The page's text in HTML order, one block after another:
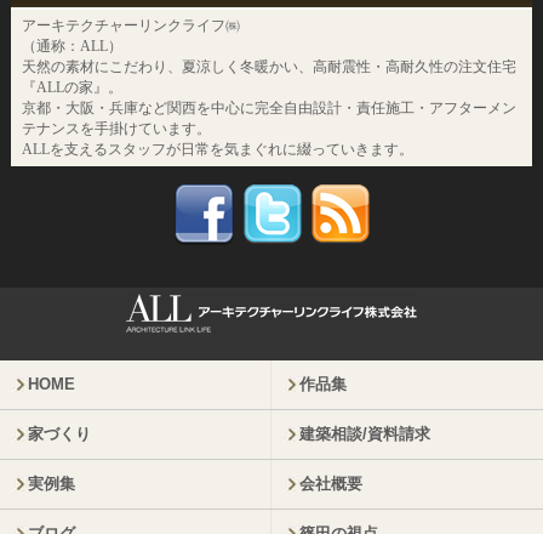
アーキテクチャーリンクライフ㈱
（通称：ALL）
天然の素材にこだわり、夏涼しく冬暖かい、高耐震性・高耐久性の注文住宅
『ALLの家』。
京都・大阪・兵庫など関西を中心に完全自由設計・責任施工・アフターメン
テナンスを手掛けています。
ALLを支えるスタッフが日常を気まぐれに綴っていきます。
HOME 作品集
家づくり 建築相談/資料請求
実例集 会社概要